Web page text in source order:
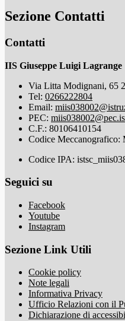
Sezione Contatti
Contatti
IIS Giuseppe Luigi Lagrange
Via Litta Modignani, 65
Tel: 0266222804
Email:
PEC:
C.F.: 80106410154
Codice Meccanografico:
Codice IPA:
Seguici su
Facebook
Youtube
Instagram
Sezione Link Utili
Cookie policy
Note legali
Informativa Privacy
Ufficio Relazioni con il
Dichiarazione di